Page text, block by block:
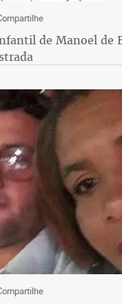
de Manoel de